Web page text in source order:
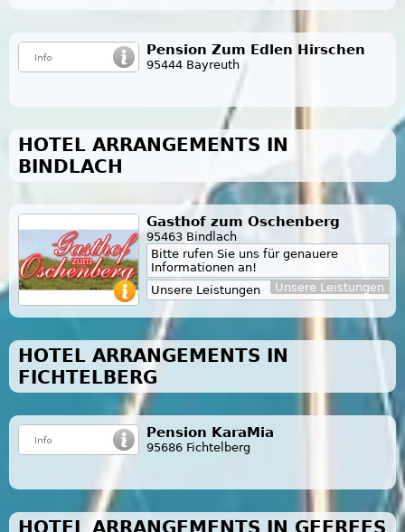
Pension Zum Edlen Hirschen
95444 Bayreuth
HOTEL ARRANGEMENTS IN
BINDLACH
Gasthof zum Oschenberg
95463 Bindlach
Bitte rufen Sie uns für genauere
Informationen an!
Unsere Leistungen
Unsere Leistungen
HOTEL ARRANGEMENTS IN
FICHTELBERG
Pension KaraMia
95686 Fichtelberg
HOTEL ARRANGEMENTS IN GEFREES